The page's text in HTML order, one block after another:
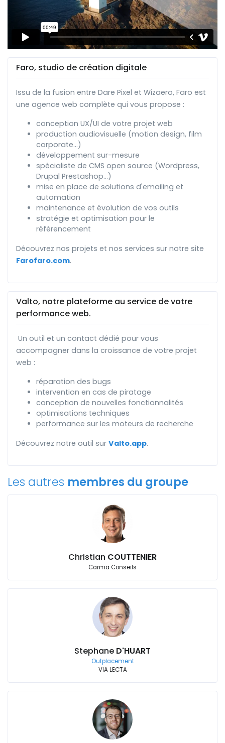
Faro, studio de création digitale
Issu de la fusion entre Dare Pixel et Wizaero, Faro est
une agence web complète qui vous propose :
conception UX/UI de votre projet web
production audiovisuelle (motion design, film
corporate...)
développement sur-mesure
spécialiste de CMS open source (Wordpress,
Drupal Prestashop...)
mise en place de solutions d'emailing et
automation
maintenance et évolution de vos outils
stratégie et optimisation pour le
référencement
Découvrez nos projets et nos services sur notre site
Farofaro.com.
Valto, notre plateforme au service de votre
performance web.
Un outil et un contact dédié pour vous
accompagner dans la croissance de votre projet
web :
réparation des bugs
intervention en cas de piratage
conception de nouvelles fonctionnalités
optimisations techniques
performance sur les moteurs de recherche
Découvrez notre outil sur Valto.app.
Les autres membres du groupe
Christian COUTTENIER
Carma Conseils
Stephane D'HUART
Outplacement
VIA LECTA